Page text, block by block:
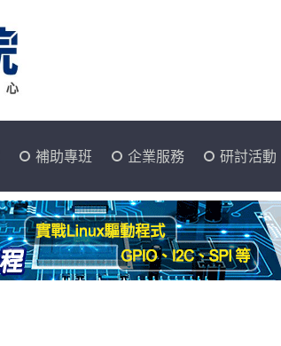
補助專班 企業服務 研討活動